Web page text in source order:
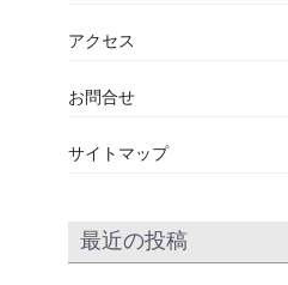
アクセス
お問合せ
サイトマップ
最近の投稿